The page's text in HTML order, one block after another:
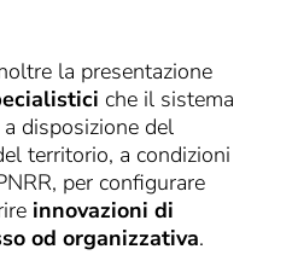
la presentazione
che il sistema
disposizione del
territorio, a condizioni
per configurare
innovazioni di
od organizzativa.